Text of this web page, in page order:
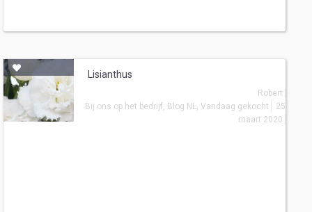
Lisianthus
Robert
Bij ons op het bedrijf, Blog NL, Vandaag gekocht
25
maart 2020